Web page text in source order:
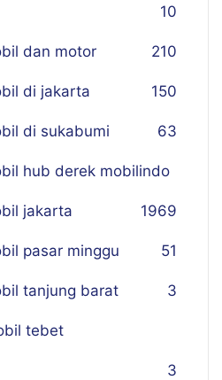
10
dan motor 210
di jakarta 150
di sukabumi 63
hub derek mobilindo
69
jakarta 19
pasar minggu 51
tanjung barat 3
tebet
3